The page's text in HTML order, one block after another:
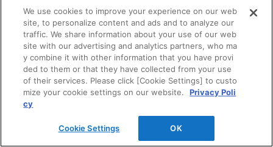
素材情報
建材製品情報 総合TOP
住宅向け
公共・商業施設向け
We use cookies to improve your experience on our web
site, to personalize content and ads and to analyze our
traffic. We share information about your use of our web
site with our advertising and analytics partners, who ma
y combine it with other information that you have provi
ded to them or that they have collected from your use
of their services. Please click [Cookie Settings] to custo
mize your cookie settings on our website.
Privacy Poli
cy
Cookie Settings OK